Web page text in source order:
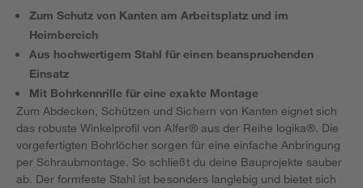
Zum Schutz von Kanten am Arbeitsplatz und im
Heimbereich
Aus hochwertigem Stahl für einen beanspruchenden
Einsatz
Mit Bohrkennrille für eine exakte Montage
Zum Abdecken, Schützen und Sichern von Kanten eignet sich
das robuste Winkelprofil von Alfer® aus der Reihe logika®. Die
vorgefertigten Bohrlöcher sorgen für eine einfache Anbringung
per Schraubmontage. So schließt du deine Bauprojekte sauber
ab. Der formfeste Stahl ist besonders langlebig und bietet sich